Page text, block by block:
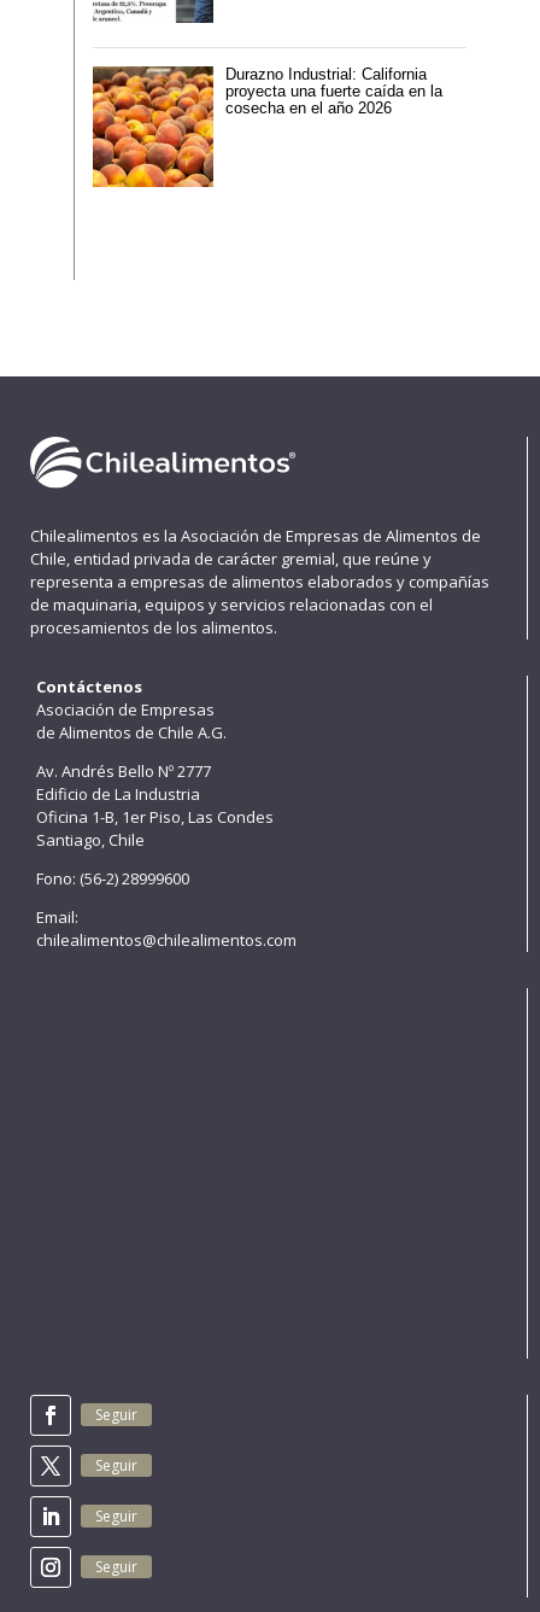
Durazno Industrial: California
proyecta una fuerte caída en la
cosecha en el año 2026
Chilealimentos es la Asociación de Empresas de Alimentos de
Chile, entidad privada de carácter gremial, que reúne y
representa a empresas de alimentos elaborados y compañías
de maquinaria, equipos y servicios relacionadas con el
procesamientos de los alimentos.
Contáctenos
Asociación de Empresas
de Alimentos de Chile A.G.
Av. Andrés Bello Nº 2777
Edificio de La Industria
Oficina 1-B, 1er Piso, Las Condes
Santiago, Chile
Fono: (56-2) 28999600
Email:
chilealimentos@chilealimentos.com
Seguir
Seguir
Seguir
Seguir